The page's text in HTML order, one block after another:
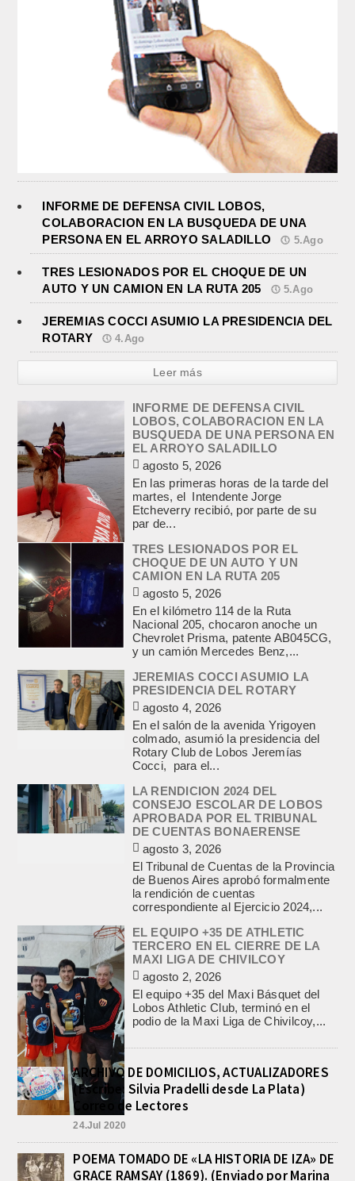
INFORME DE DEFENSA CIVIL LOBOS,
COLABORACION EN LA BUSQUEDA DE UNA
PERSONA EN EL ARROYO SALADILLO
5.Ago
TRES LESIONADOS POR EL CHOQUE DE UN
AUTO Y UN CAMION EN LA RUTA 205
5.Ago
JEREMIAS COCCI ASUMIO LA PRESIDENCIA DEL
ROTARY
4.Ago
Leer más
INFORME DE DEFENSA CIVIL
LOBOS, COLABORACION EN LA
BUSQUEDA DE UNA PERSONA EN
EL ARROYO SALADILLO
agosto 5, 2026
En las primeras horas de la tarde del
martes, el Intendente Jorge
Etcheverry recibió, por parte de su
par de...
TRES LESIONADOS POR EL
CHOQUE DE UN AUTO Y UN
CAMION EN LA RUTA 205
agosto 5, 2026
En el kilómetro 114 de la Ruta
Nacional 205, chocaron anoche un
Chevrolet Prisma, patente AB045CG,
y un camión Mercedes Benz,...
JEREMIAS COCCI ASUMIO LA
PRESIDENCIA DEL ROTARY
agosto 4, 2026
En el salón de la avenida Yrigoyen
colmado, asumió la presidencia del
Rotary Club de Lobos Jeremías
Cocci, para el...
LA RENDICION 2024 DEL
CONSEJO ESCOLAR DE LOBOS
APROBADA POR EL TRIBUNAL
DE CUENTAS BONAERENSE
agosto 3, 2026
El Tribunal de Cuentas de la Provincia
de Buenos Aires aprobó formalmente
la rendición de cuentas
correspondiente al Ejercicio 2024,...
EL EQUIPO +35 DE ATHLETIC
TERCERO EN EL CIERRE DE LA
MAXI LIGA DE CHIVILCOY
agosto 2, 2026
El equipo +35 del Maxi Básquet del
Lobos Athletic Club, terminó en el
podio de la Maxi Liga de Chivilcoy,...
ARCHIVO DE DOMICILIOS, ACTUALIZADORES
(Escribe: Silvia Pradelli desde La Plata)
Correo de Lectores
24.Jul 2020
POEMA TOMADO DE «LA HISTORIA DE IZA» DE
GRACE RAMSAY (1869). (Enviado por Marina